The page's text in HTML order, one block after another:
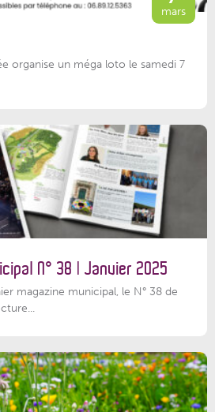
mars
organise un méga loto le samedi 7
N° 38 | Janvier 2025
magazine municipal, le N° 38 de